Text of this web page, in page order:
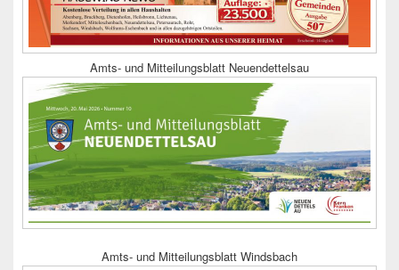
Amts- und Mitteilungsblatt Neuendettelsau
Amts- und Mitteilungsblatt Windsbach